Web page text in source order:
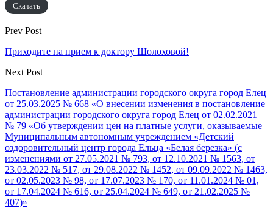
Скачать
Prev Post
Приходите на прием к доктору Шолоховой!
Next Post
Постановление администрации городского округа город Елец
от 25.03.2025 № 668 «О внесении изменения в постановление
администрации городского округа город Елец от 02.02.2021
№ 79 «Об утверждении цен на платные услуги, оказываемые
Муниципальным автономным учреждением «Детский
оздоровительный центр города Ельца «Белая березка» (с
изменениями от 27.05.2021 № 793, от 12.10.2021 № 1563, от
23.03.2022 № 517, от 29.08.2022 № 1452, от 09.09.2022 № 1463,
от 02.05.2023 № 98, от 17.07.2023 № 170, от 11.01.2024 № 01,
от 17.04.2024 № 616, от 25.04.2024 № 649, от 21.02.2025 №
407)»